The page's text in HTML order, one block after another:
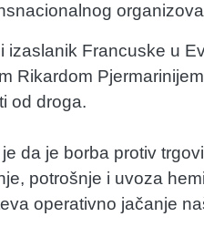
izaslanik Francuske u
Rikardom
od droga.
da je borba protiv
potrošnje i uvoza
operativno jačanje